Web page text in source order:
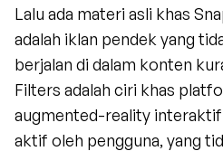
Lalu ada materi asli khas
adalah iklan pendek yang
berjalan di dalam konten
Filters adalah ciri khas
augmented-reality interaktif
aktif oleh pengguna, yang